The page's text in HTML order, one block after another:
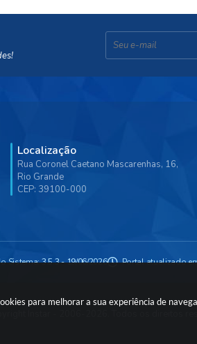
para melhorar a sua experiência de
Localização
Rua Coronel Caetano Mascarenhas, 16,
Rio Grande
CEP: 39100-000
Sistema:3.5.3 - 19/06/2026 Portal atualizado